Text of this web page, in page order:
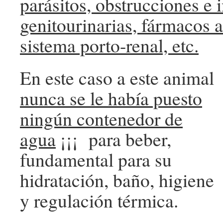
genitourinarias, fármacos
sistema porto-renal, etc.
En este caso a este animal
nunca se le había puesto
ningún contenedor de
agua ¡¡¡ para beber,
fundamental para su
hidratación, baño, higiene
y regulación térmica.